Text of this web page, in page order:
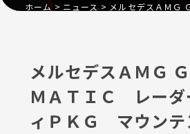
ホーム ニュース
メルセデスＡＭＧ
ＭＡＴＩＣ レーダ
ィＰＫＧ マウンテ